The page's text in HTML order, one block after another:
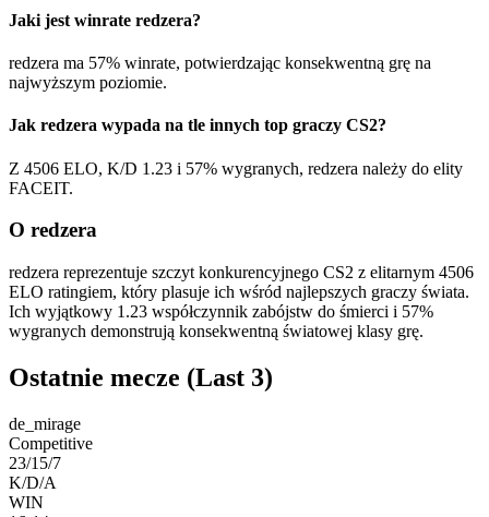
Jaki jest winrate redzera?
redzera ma 57% winrate, potwierdzając konsekwentną grę na
najwyższym poziomie.
Jak redzera wypada na tle innych top graczy CS2?
Z 4506 ELO, K/D 1.23 i 57% wygranych, redzera należy do elity
FACEIT.
O redzera
redzera reprezentuje szczyt konkurencyjnego CS2 z elitarnym 4506
ELO ratingiem, który plasuje ich wśród najlepszych graczy świata.
Ich wyjątkowy 1.23 współczynnik zabójstw do śmierci i 57%
wygranych demonstrują konsekwentną światowej klasy grę.
Ostatnie mecze (Last 3)
de_mirage
Competitive
23/15/7
K/D/A
WIN